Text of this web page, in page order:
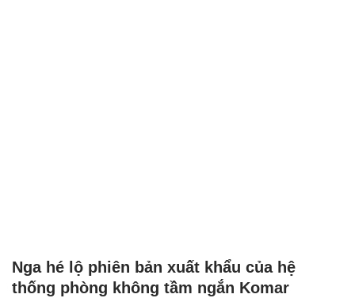
Nga hé lộ phiên bản xuất khẩu của hệ
thống phòng không tầm ngắn Komar